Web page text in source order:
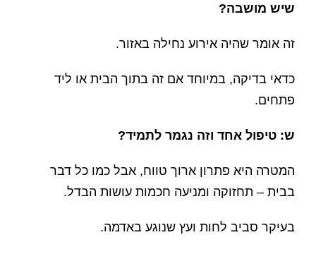
שיש מושבה?
זה אומר שהיה אירוע נחילה באזור.
כדאי בדיקה, במיוחד אם זה בתוך הבית או ליד
פתחים.
ש: טיפול אחד וזה נגמר לתמיד?
המטרה היא פתרון ארוך טווח, אבל כמו כל דבר
בבית – תחזוקה ומניעה חכמות עושות הבדל.
בעיקר סביב לחות ועץ שנוגע באדמה.